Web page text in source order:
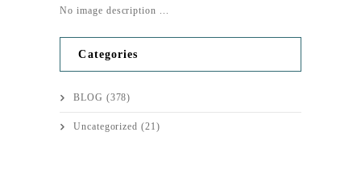
No image description ...
Categories
BLOG (378)
Uncategorized (21)